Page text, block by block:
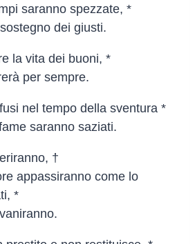
saranno spezzate, *
dei giusti.
la vita dei buoni, *
per sempre.
nel tempo della sventura *
saranno saziati.
†
appassiranno come lo
*